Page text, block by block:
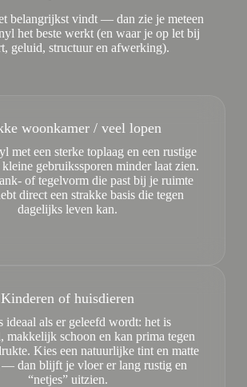
belangrijkst vindt — dan zie je meteen
het beste werkt (en waar je op let bij
geluid, structuur en afwerking).
woonkamer / veel lopen
met een sterke toplaag en een rustige
gebruikssporen minder laat zien.
of tegelvorm die past bij je ruimte
direct een strakke basis die tegen
dagelijks leven kan.
Kinderen of huisdieren
ideaal als er geleefd wordt: het is
makkelijk schoon en kan prima tegen
Kies een natuurlijke tint en matte
dan blijft je vloer er lang rustig en
“netjes” uitzien.